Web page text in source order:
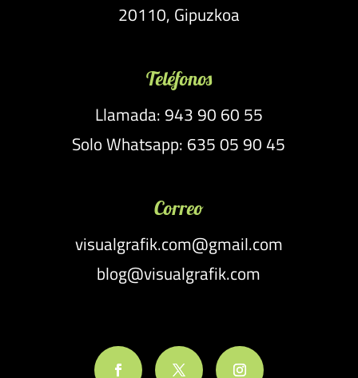
20110, Gipuzkoa
Teléfonos
Llamada: 943 90 60 55
Solo Whatsapp: 635 05 90 45
Correo
visualgrafik.com@gmail.com
blog@visualgrafik.com